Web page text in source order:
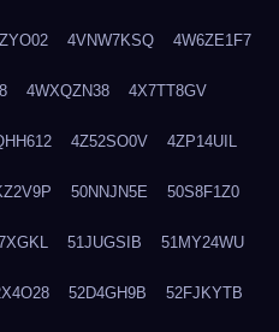
4VNW7KSQ 4W6ZE1F7
4WXQZN38 4X7TT8GV
4Z52SO0V 4ZP14UIL
50NNJN5E 50S8F1Z0
51JUGSIB 51MY24WU
52D4GH9B 52FJKYTB